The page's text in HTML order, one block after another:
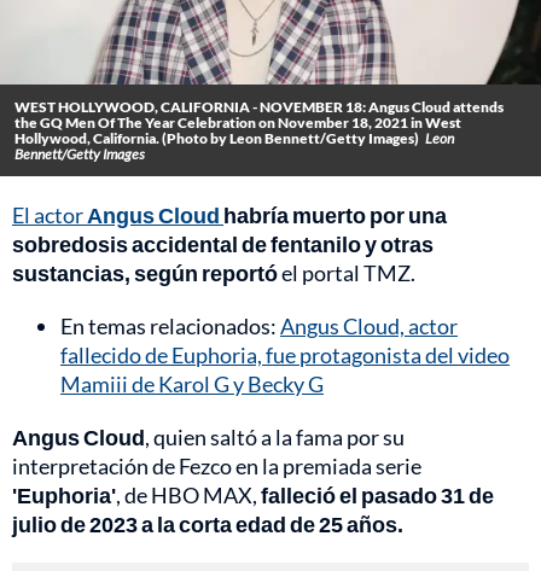
WEST HOLLYWOOD, CALIFORNIA - NOVEMBER 18: Angus Cloud attends
the GQ Men Of The Year Celebration on November 18, 2021 in West
Hollywood, California. (Photo by Leon Bennett/Getty Images) Leon
Bennett/Getty Images
El actorAngus Cloud habría muerto por una
sobredosis accidental de fentanilo y otras
sustancias, según reportóel portal TMZ.
En temas relacionados:Angus Cloud, actor
fallecido de Euphoria, fue protagonista del video
Mamiii de Karol G y Becky G
Angus Cloud, quien saltó a la fama por su
interpretación de Fezco en la premiada serie
'Euphoria', de HBO MAX,falleció el pasado 31 de
julio de 2023 a la corta edad de 25 años.